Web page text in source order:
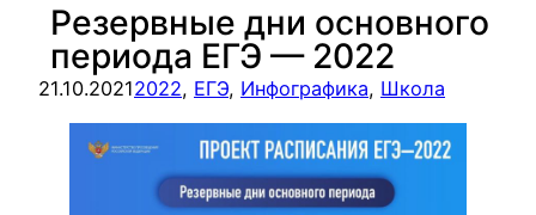
Резервные дни основного
периода ЕГЭ — 2022
21.10.20212022, ЕГЭ, Инфографика, Школа